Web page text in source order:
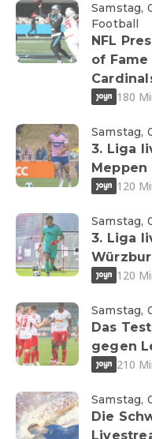
Samstag,
Football
NFL
of Fame
180
Samstag,
3. Liga
Meppen
120
Samstag,
3. Liga
120
Samstag,
Das
gegen
210
Samstag,
Die